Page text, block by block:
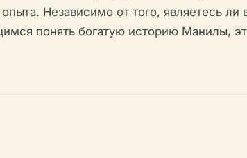
Независимо от того, являетесь
понять богатую историю Манилы,